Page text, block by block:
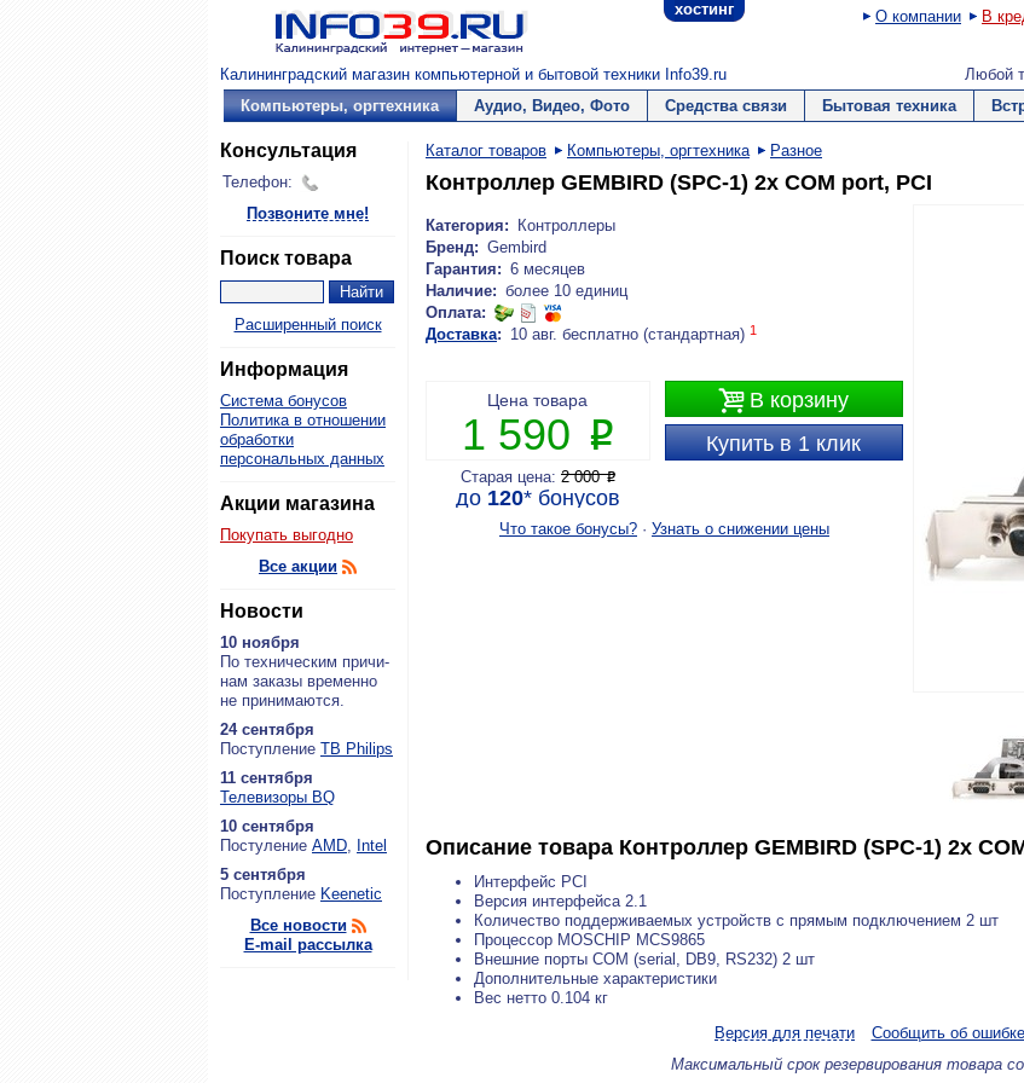
хостинг О компании В
Калининградский магазин компьютерной и бытовой техники Info39.ru Любой
Компьютеры, оргтехника
Аудио, Видео, Фото Средства связи Бытовая техника
Консультация
Телефон:
Позвоните мне!
Поиск товара
Расширенный поиск
Информация
Система бонусов
Политика в отношении
обработки
персональных данных
Акции магазина
Покупать выгодно
Все акции
Новости
10 ноября
По тех­ни­че­ским при­чи­
нам за­ка­зы вре­мен­но
не при­ни­ма­ют­ся.
24 сентября
По­ступ­ле­ние ТВ Philips
11 сентября
Теле­ви­зо­ры BQ
10 сентября
По­сту­ле­ние AMD, Intel
5 сентября
По­ступ­ле­ние Keenetic
Все новости
E-mail рассылка
Каталог товаров Компьютеры, оргтехника Разное
Контроллер GEMBIRD (SPC-1) 2x COM port, PCI
Категория:
Контроллеры
Бренд: Gembird
Гарантия: 6 месяцев
Наличие: более 10 единиц
Оплата:
Доставка: 10 авг. бесплатно (стандартная) 1
В корзину
Купить в 1 клик
Цена товара
1 590 P
Старая цена: 2 000P
до 120*бонусов
Что такое бонусы? · Узнать о снижении цены
Описание товара Контроллер GEMBIRD (SPC-1) 2x
Интерфейс PCI
Версия интерфейса 2.1
Количество поддерживаемых устройств с прямым подключением 2 шт
Процессор MOSCHIP MCS9865
Внешние порты COM (serial, DB9, RS232) 2 шт
Дополнительные характеристики
Вес нетто 0.104 кг
Версия для печати
Сообщить об
Максимальный срок резервирования товара